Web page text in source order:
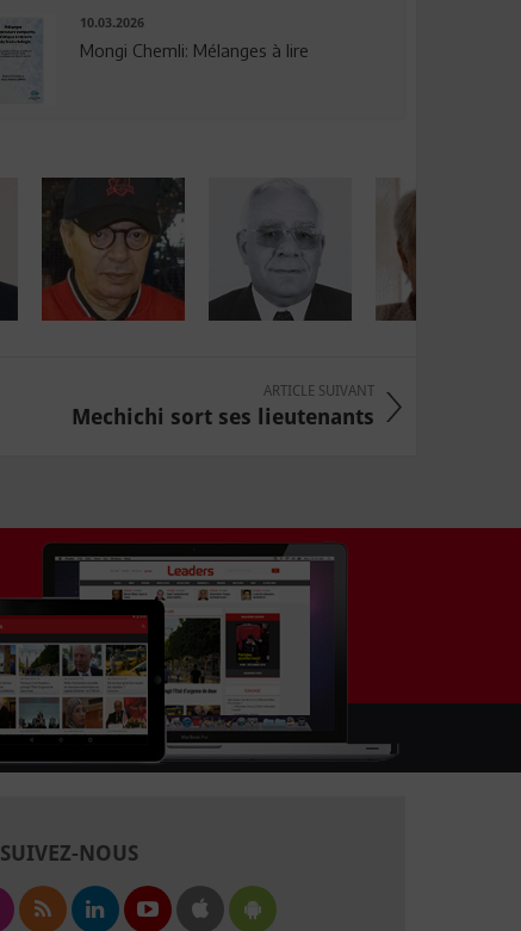
10.03.2026
Mongi Chemli: Mélanges à lire
ARTICLE SUIVANT
Mechichi sort ses lieutenants
SUIVEZ-NOUS